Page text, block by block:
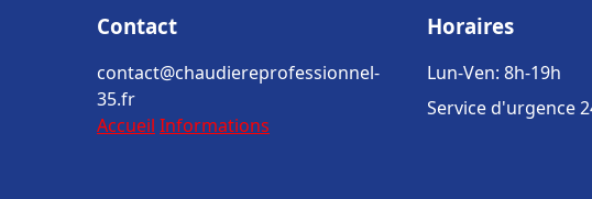
Contact
contact@chaudiereprofessionnel-
35.fr
Accueil Informations
Horaires
Lun-Ven: 8h-19h
Service d'urgence